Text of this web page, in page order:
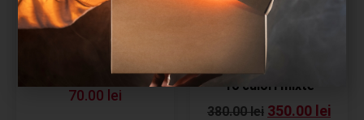
led roz
70.00 lei
Trandafiri din spuma
cu tija metal 25/set
10 culori mixte
380.00lei 350.00 lei